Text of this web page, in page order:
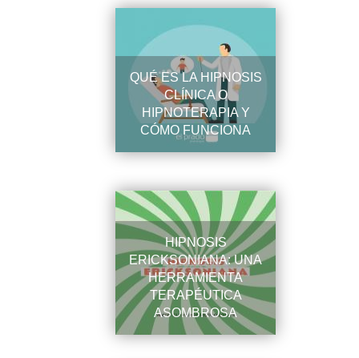
QUÉ ES LA HIPNOSIS
CLÍNICA O
HIPNOTERAPIA Y
CÓMO FUNCIONA
HIPNOSIS
ERICKSONIANA: UNA
HERRAMIENTA
TERAPÉUTICA
ASOMBROSA